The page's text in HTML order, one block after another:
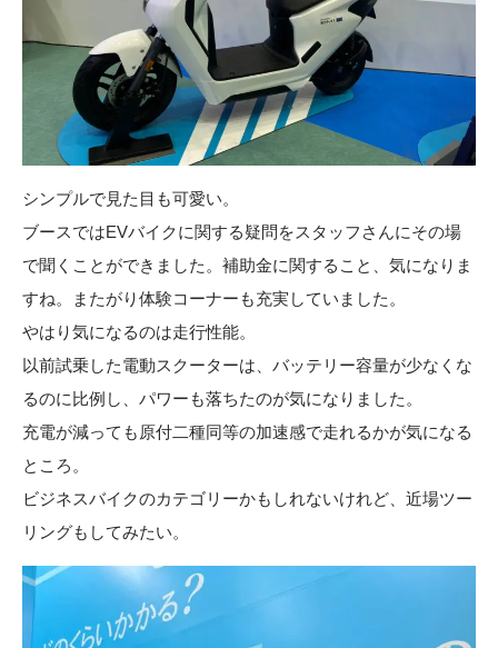
シンプルで見た目も可愛い。
ブースではEVバイクに関する疑問をスタッフさんにその場
で聞くことができました。補助金に関すること、気になりま
すね。またがり体験コーナーも充実していました。
やはり気になるのは走行性能。
以前試乗した電動スクーターは、バッテリー容量が少なくな
るのに比例し、パワーも落ちたのが気になりました。
充電が減っても原付二種同等の加速感で走れるかが気になる
ところ。
ビジネスバイクのカテゴリーかもしれないけれど、近場ツー
リングもしてみたい。